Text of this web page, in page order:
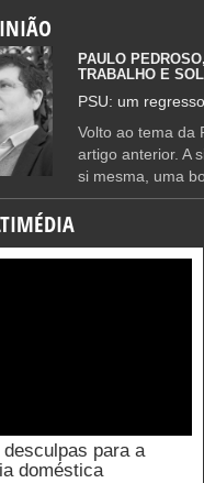
PAULO
TRABALHO E
PSU: um
Volto ao tema da
artigo anterior. A
si mesma, uma
desculpas para a
doméstica